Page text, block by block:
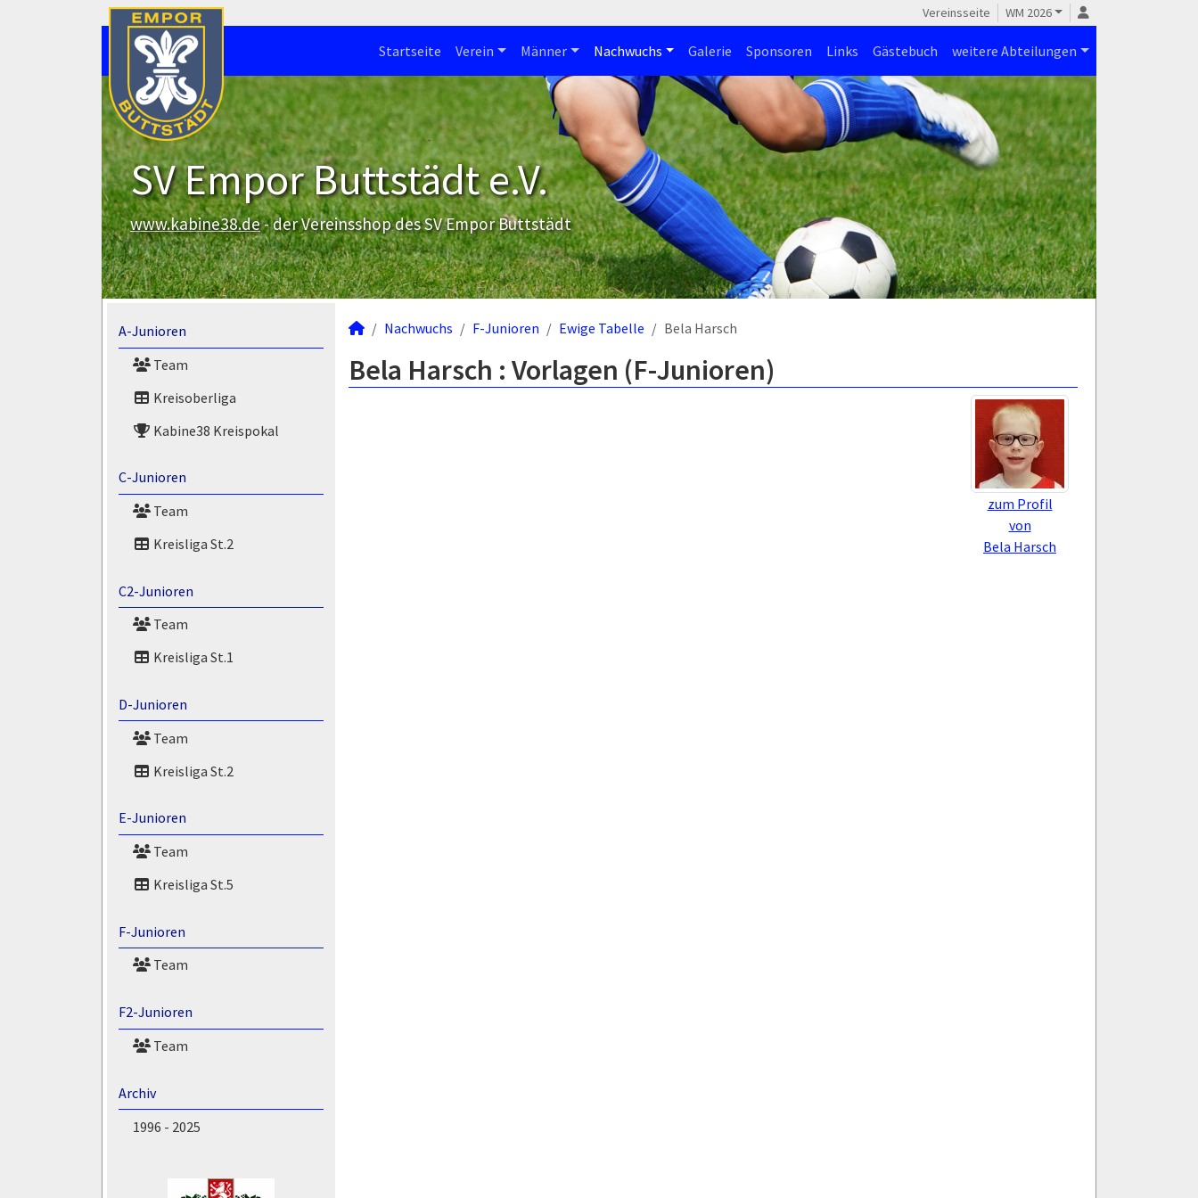
Vereinsseite WM 2026
Startseite Verein Männer Nachwuchs Galerie Sponsoren Links Gästebuch weitere Abteilungen
SV Empor Buttstädt e.V.
www.kabine38.de- der Vereinsshop des SV Empor Buttstädt
A-Junioren
Team
Kreisoberliga
Kabine38 Kreispokal
C-Junioren
Team
Kreisliga St.2
C2-Junioren
Team
Kreisliga St.1
D-Junioren
Team
Kreisliga St.2
E-Junioren
Team
Kreisliga St.5
F-Junioren
Team
F2-Junioren
Team
Archiv
1996 - 2025
Nachwuchs F-Junioren Ewige Tabelle Bela Harsch
Bela Harsch : Vorlagen (F-Junioren)
zum Profil
von
Bela Harsch